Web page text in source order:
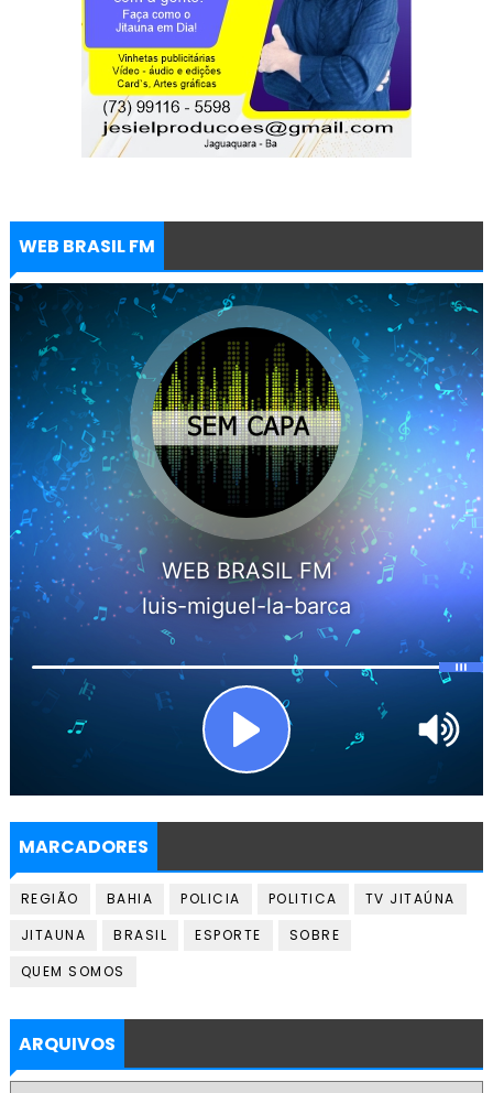
WEB BRASIL FM
MARCADORES
REGIÃO BAHIA POLICIA POLITICA
TV JITAÚNA
JITAUNA
BRASIL ESPORTE
SOBRE
QUEM SOMOS
ARQUIVOS